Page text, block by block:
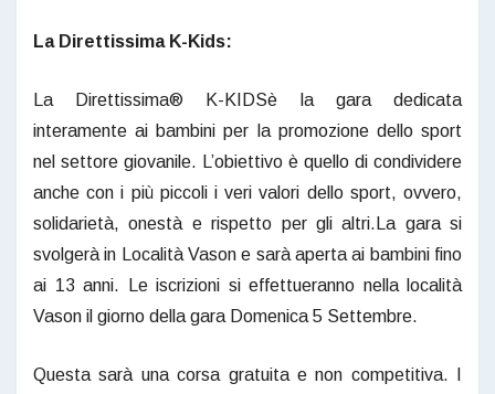
La Direttissima K-Kids:
La Direttissima® K-KIDSè la gara dedicata
interamente ai bambini per la promozione dello sport
nel settore giovanile. L’obiettivo è quello di condividere
anche con i più piccoli i veri valori dello sport, ovvero,
solidarietà, onestà e rispetto per gli altri.La gara si
svolgerà in Località Vason e sarà aperta ai bambini fino
ai 13 anni. Le iscrizioni si effettueranno nella località
Vason il giorno della gara Domenica 5 Settembre.
Questa sarà una corsa gratuita e non competitiva. I